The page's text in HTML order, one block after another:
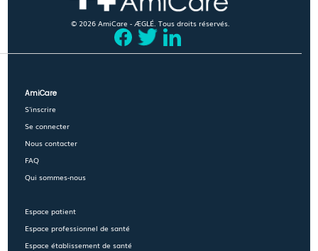
© 2026 AmiCare - ÆGLÉ. Tous droits réservés.
AmiCare
S'inscrire
Se connecter
Nous contacter
FAQ
Qui sommes-nous
Espace patient
Espace professionnel de santé
Espace établissement de santé